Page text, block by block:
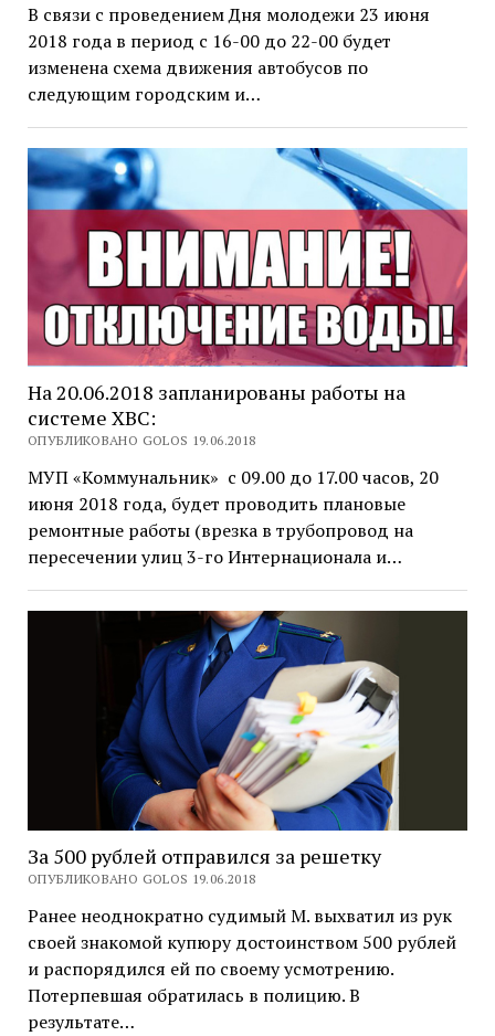
В связи с проведением Дня молодежи 23 июня
2018 года в период с 16-00 до 22-00 будет
изменена схема движения автобусов по
следующим городским и…
На 20.06.2018 запланированы работы на
системе ХВС:
ОПУБЛИКОВАНО GOLOS 19.06.2018
МУП «Коммунальник» с 09.00 до 17.00 часов, 20
июня 2018 года, будет проводить плановые
ремонтные работы (врезка в трубопровод на
пересечении улиц 3-го Интернационала и…
За 500 рублей отправился за решетку
ОПУБЛИКОВАНО GOLOS 19.06.2018
Ранее неоднократно судимый М. выхватил из рук
своей знакомой купюру достоинством 500 рублей
и распорядился ей по своему усмотрению.
Потерпевшая обратилась в полицию. В
результате…